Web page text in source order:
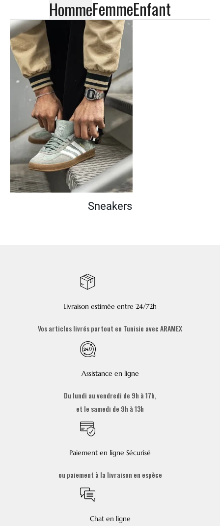
HommeFemmeEnfant
Sneakers
Livraison estimée entre 24/72h
Vos articles livrés partout en Tunisie avec ARAMEX
Assistance en ligne
Du lundi au vendredi de 9h à 17h,
et le samedi de 9h à 13h
Paiement en ligne Sécurisé
ou paiement à la livraison en espèce
Chat en ligne